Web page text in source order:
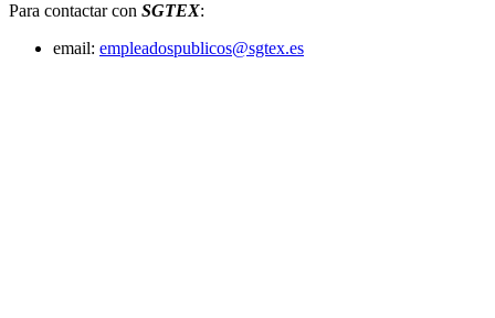
Para contactar con SGTEX:
email: empleadospublicos@sgtex.es